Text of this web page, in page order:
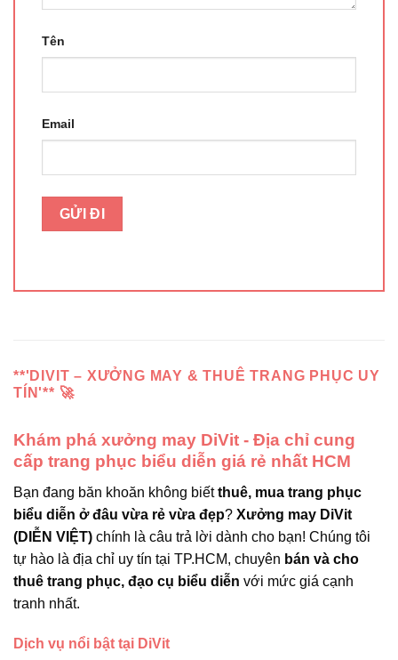
Tên
Email
**'DIVIT – XƯỞNG MAY & THUÊ TRANG PHỤC UY
TÍN'** 🚀
Khám phá xưởng may DiVit - Địa chỉ cung
cấp trang phục biểu diễn giá rẻ nhất HCM
Bạn đang băn khoăn không biếtthuê, mua trang phục
biểu diễn ở đâu vừa rẻ vừa đẹp? Xưởng may DiVit
(DIỄN VIỆT) chính là câu trả lời dành cho bạn! Chúng tôi
tự hào là địa chỉ uy tín tại TP.HCM, chuyên bán và cho
thuê trang phục, đạo cụ biểu diễn với mức giá cạnh
tranh nhất.
Dịch vụ nổi bật tại DiVit